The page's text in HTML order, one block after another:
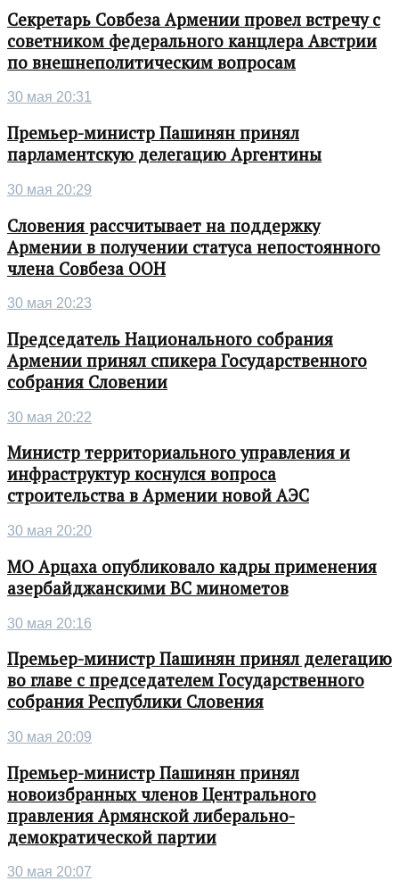
Секретарь Совбеза Армении провел встречу с
советником федерального канцлера Австрии
по внешнеполитическим вопросам
30 мая 20:31
Премьер-министр Пашинян принял
парламентскую делегацию Аргентины
30 мая 20:29
Словения рассчитывает на поддержку
Армении в получении статуса непостоянного
члена Совбеза ООН
30 мая 20:23
Председатель Национального собрания
Армении принял спикера Государственного
собрания Словении
30 мая 20:22
Министр территориального управления и
инфраструктур коснулся вопроса
строительства в Армении новой АЭС
30 мая 20:20
МО Арцаха опубликовало кадры применения
азербайджанскими ВС минометов
30 мая 20:16
Премьер-министр Пашинян принял делегацию
во главе с председателем Государственного
собрания Республики Словения
30 мая 20:09
Премьер-министр Пашинян принял
новоизбранных членов Центрального
правления Армянской либерально-
демократической партии
30 мая 20:07